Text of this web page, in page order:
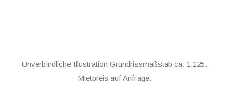
Unverbindliche Illustration Grundrissmaßstab ca. 1:125.
Mietpreis auf Anfrage.